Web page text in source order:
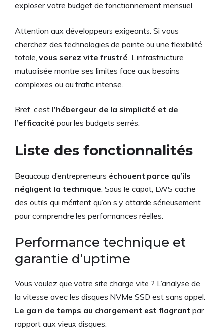
exploser votre budget de fonctionnement mensuel.
Attention aux développeurs exigeants. Si vous
cherchez des technologies de pointe ou une flexibilité
totale, vous serez vite frustré. L’infrastructure
mutualisée montre ses limites face aux besoins
complexes ou au trafic intense.
Bref, c’est l’hébergeur de la simplicité et de
l’efficacité pour les budgets serrés.
Liste des fonctionnalités
Beaucoup d’entrepreneurs échouent parce qu’ils
négligent la technique. Sous le capot, LWS cache
des outils qui méritent qu’on s’y attarde sérieusement
pour comprendre les performances réelles.
Performance technique et
garantie d’uptime
Vous voulez que votre site charge vite ? L’analyse de
la vitesse avec les disques NVMe SSD est sans appel.
Le gain de temps au chargement est flagrant par
rapport aux vieux disques.